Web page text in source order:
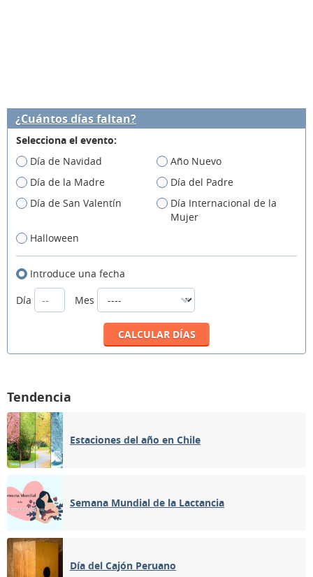
¿Cuántos días faltan?
Selecciona el evento:
Día de Navidad
Año Nuevo
Día de la Madre
Día del Padre
Día de San Valentín
Día Internacional de la
Mujer
Halloween
Introduce una fecha
Día
Mes
Tendencia
Estaciones del año en Chile
Semana Mundial de la Lactancia
Día del Cajón Peruano